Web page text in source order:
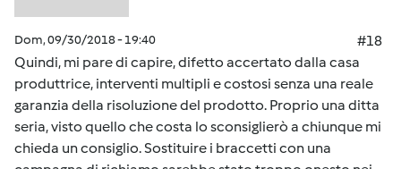
Dom, 09/30/2018 - 19:40
#18
Quindi, mi pare di capire, difetto accertato dalla casa
produttrice, interventi multipli e costosi senza una reale
garanzia della risoluzione del prodotto. Proprio una ditta
seria, visto quello che costa lo sconsiglierò a chiunque mi
chieda un consiglio. Sostituire i braccetti con una